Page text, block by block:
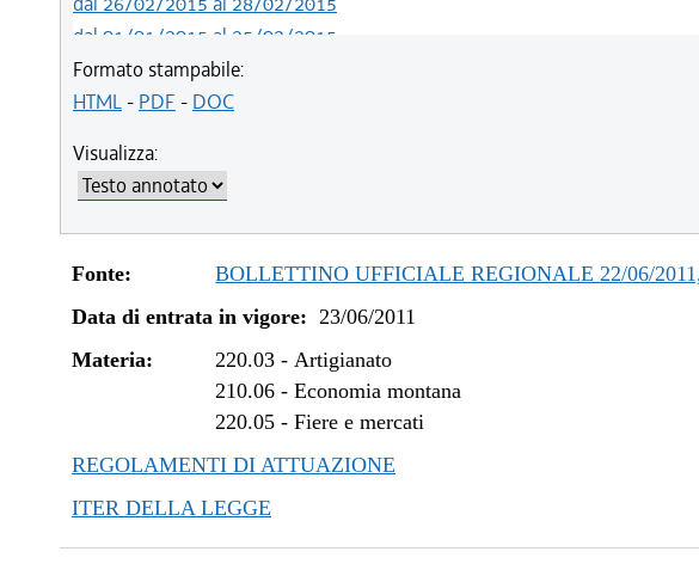
dal 01/01/2015 al 25/02/2015
dal 08/08/2014 al 31/12/2014
dal 11/04/2013 al 30/12/2013
dal 03/05/2012 al 28/12/2012
dal 01/03/2012 al 02/05/2012
dal 05/01/2012 al 29/02/2012
dal 17/11/2011 al 04/01/2012
Formato stampabile:
HTML- PDF - DOC
Visualizza:
Fonte:
BOLLETTINO UFFICIALE REGIONALE 22/06/
Data di entrata in vigore: 23/06/2011
Materia:
220.03 -Artigianato
210.06 -Economia montana
220.05 -Fiere e mercati
REGOLAMENTI DI ATTUAZIONE
ITER DELLA LEGGE